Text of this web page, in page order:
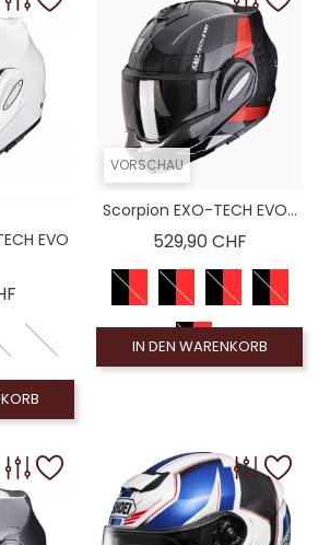
EVO
VORSCHAU
Scorpion EXO-TECH EVO...
529,90 CHFPreis
IN DEN WARENKORB